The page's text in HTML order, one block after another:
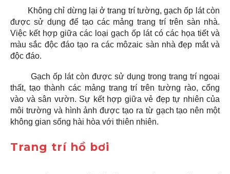
Không chỉ dừng lại ở trang trí tường, gạch ốp lát còn
được sử dụng để tạo các mảng trang trí trên sàn nhà.
Việc kết hợp giữa các loại gạch ốp lát có các họa tiết và
màu sắc độc đáo tạo ra các môzaic sàn nhà đẹp mắt và
độc đáo.
Gạch ốp lát còn được sử dụng trong trang trí ngoại
thất, tạo thành các mảng trang trí trên tường rào, cổng
vào và sân vườn. Sự kết hợp giữa vẻ đẹp tự nhiên của
môi trường và hình ảnh được tạo ra từ gạch tạo nên một
không gian sống hài hòa với thiên nhiên.
Trang trí hồ bơi